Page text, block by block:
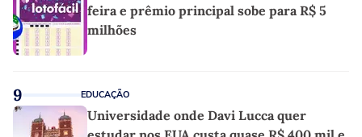
feira e prêmio principal sobe para R$ 5
milhões
9 EDUCAÇÃO
Universidade onde Davi Lucca quer